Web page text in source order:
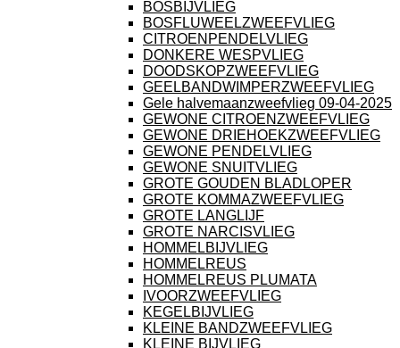
BOSBIJVLIEG
BOSFLUWEELZWEEFVLIEG
CITROENPENDELVLIEG
DONKERE WESPVLIEG
DOODSKOPZWEEFVLIEG
GEELBANDWIMPERZWEEFVLIEG
Gele halvemaanzweefvlieg 09-04-2025
GEWONE CITROENZWEEFVLIEG
GEWONE DRIEHOEKZWEEFVLIEG
GEWONE PENDELVLIEG
GEWONE SNUITVLIEG
GROTE GOUDEN BLADLOPER
GROTE KOMMAZWEEFVLIEG
GROTE LANGLIJF
GROTE NARCISVLIEG
HOMMELBIJVLIEG
HOMMELREUS
HOMMELREUS PLUMATA
IVOORZWEEFVLIEG
KEGELBIJVLIEG
KLEINE BANDZWEEFVLIEG
KLEINE BIJVLIEG